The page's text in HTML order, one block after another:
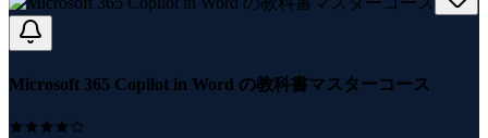
Microsoft 365 Copilot in Word の教科書マスターコース